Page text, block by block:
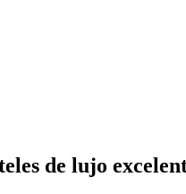
de lujo